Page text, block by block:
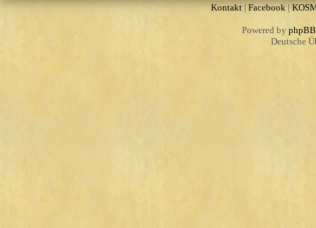
Kontakt| Facebook |
Powered by phpBB
Deutsche